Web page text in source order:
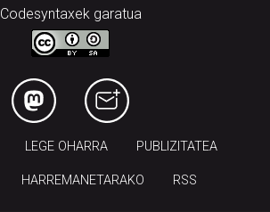
Codesyntaxek garatua
LEGE OHARRA PUBLIZITATEA
HARREMANETARAKO RSS